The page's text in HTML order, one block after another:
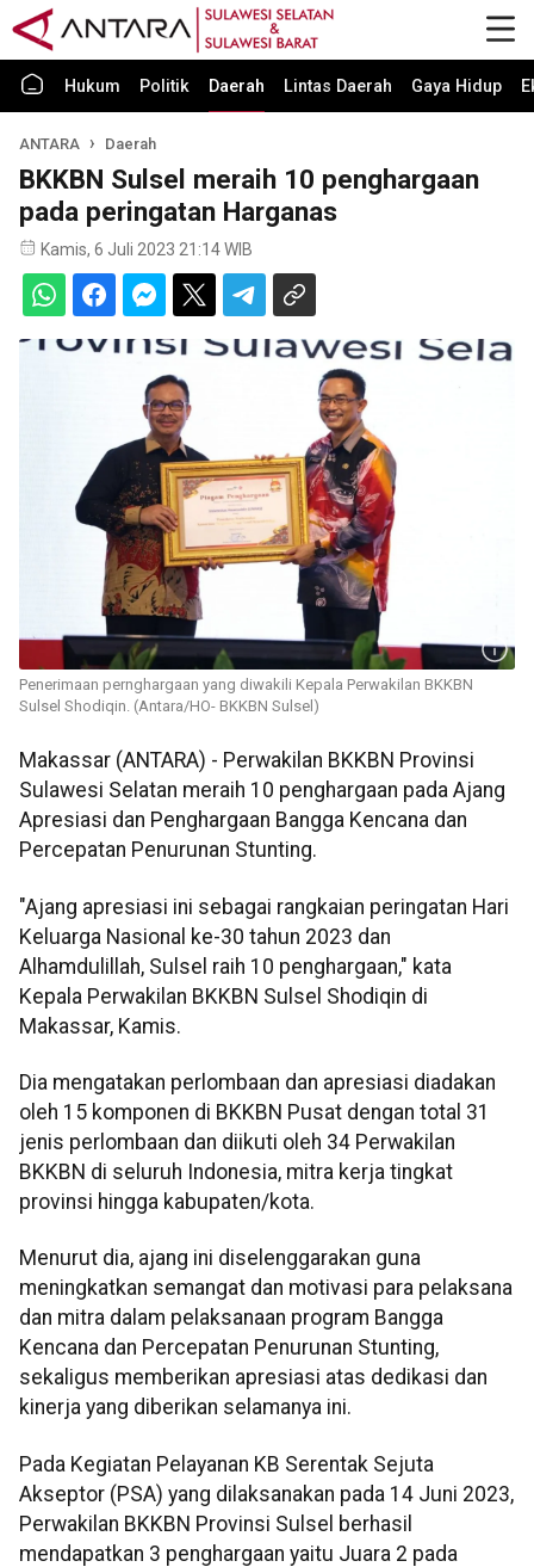
Hukum Politik Daerah Lintas Daerah Gaya Hidup
ANTARA Daerah
BKKBN Sulsel meraih 10 penghargaan
pada peringatan Harganas
Kamis, 6 Juli 2023 21:14 WIB
Penerimaan pernghargaan yang diwakili Kepala Perwakilan BKKBN
Sulsel Shodiqin. (Antara/HO- BKKBN Sulsel)
Makassar (ANTARA) - Perwakilan BKKBN Provinsi
Sulawesi Selatan meraih 10 penghargaan pada Ajang
Apresiasi dan Penghargaan Bangga Kencana dan
Percepatan Penurunan Stunting.
"Ajang apresiasi ini sebagai rangkaian peringatan Hari
Keluarga Nasional ke-30 tahun 2023 dan
Alhamdulillah, Sulsel raih 10 penghargaan," kata
Kepala Perwakilan BKKBN Sulsel Shodiqin di
Makassar, Kamis.
Dia mengatakan perlombaan dan apresiasi diadakan
oleh 15 komponen di BKKBN Pusat dengan total 31
jenis perlombaan dan diikuti oleh 34 Perwakilan
BKKBN di seluruh Indonesia, mitra kerja tingkat
provinsi hingga kabupaten/kota.
Menurut dia, ajang ini diselenggarakan guna
meningkatkan semangat dan motivasi para pelaksana
dan mitra dalam pelaksanaan program Bangga
Kencana dan Percepatan Penurunan Stunting,
sekaligus memberikan apresiasi atas dedikasi dan
kinerja yang diberikan selamanya ini.
Pada Kegiatan Pelayanan KB Serentak Sejuta
Akseptor (PSA) yang dilaksanakan pada 14 Juni 2023,
Perwakilan BKKBN Provinsi Sulsel berhasil
mendapatkan 3 penghargaan yaitu Juara 2 pada